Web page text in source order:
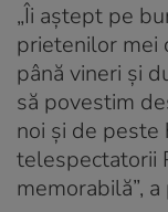
„Îi aștept pe
prietenilor mei
până vineri și
să povestim
noi și de peste
telespectatorii
memorabilă”,